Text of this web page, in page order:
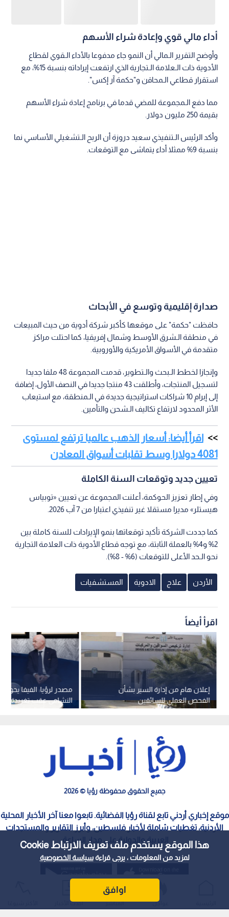
هذا الموقع يستخدم ملف تعريف الارتباط Cookie
لمزيد من المعلومات ، يرجى قراءةسياسة الخصوصية
اوافق
أداء مالي قوي وإعادة شراء الأسهم
وأوضح التقرير الـمالي أن النمو جاء مدفوعا بالأداء الـقوي لقطاع
الأدوية ذات الـعلامة الـتجارية الذي ارتفعت إيراداته بنسبة 15%، مع
استقرار قطاعي الـمحاقن و"حكمة آر إكس".
مما دفع الـمجموعة للمضي قدما في برنامج إعادة شراء الأسهم
بقيمة 250 مليون دولار.
وأكد الرئيس الـتنفيذي سعيد دروزة أن الربح الـتشغيلي الأساسي نما
بنسبة 9% ممثلا أداء يتماشى مع التوقعات.
صدارة إقليمية وتوسع في الأبحاث
حافظت "حكمة" على موقعها كأكبر شركة أدوية من حيث المبيعات
في منطقة الـشرق الأوسط وشمال إفريقيا، كما احتلت مراكز
متقدمة في الأسواق الأمريكية والأوروبية.
وإنجازا لخطط الـبحث والـتطوير، قدمت المجموعة 48 ملفا جديدا
لتسجيل المنتجات، وأطلقت 43 منتجا جديدا في النصف الأول، إضافة
إلى إبرام 10 شراكات استراتيجية جديدة في الـمنطقة، مع استيعاب
الأثر المحدود لارتفاع تكاليف الـشحن والتأمين.
اقرأ أيضا: أسعار الذهب عالميا ترتفع لمستوى
4081 دولارا وسط تقلبات أسواق المعادن
تعيين جديد وتوقعات السنة الكاملة
وفي إطار تعزيز الحوكمة، أعلنت المجموعة عن تعيين «توبياس
هيستلر» مديرا مستقلا غير تنفيذي اعتبارا من 7 آب 2026.
كما جددت الشركة تأكيد توقعاتها بنمو الإيرادات للسنة كاملة بين
2% و4% بالعملة الثابتة، مع توجه قطاع الأدوية ذات العلامة التجارية
نحو الـحد الأعلى للتوقعات (6% - 8%).
الأردن علاج الادوية المستشفيات
اقرأ أيضاً
مصدر لرؤيا: الفيفا
النشامى عقب تغريدة
إعلان هام من إدارة السير بشأن
الفحص العملي للسائقين
جميع الحقوق محفوظة رؤيا © 2026
موقع إخباري أردني تابع لقناة رؤيا الفضائية. تابعوا معنا آخر الأخبار المحلية
الأردنية، تغطيات شاملة لأخبار فلسطين، وأبرز التقارير والمستجدات
العربية والدولية على مدار الساعة.
عواجل المباشر أحدث الأخبار